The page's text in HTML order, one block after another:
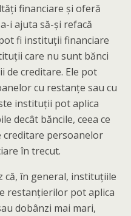
financiare și oferă
i ajuta să-și refacă
fi instituții financiare
care nu sunt bănci
de creditare. Ele pot
cu restanțe sau cu
instituții pot aplica
decât băncile, ceea ce
creditare persoanelor
în trecut.
că, în general, instituțiile
restanțierilor pot aplica
dobânzi mai mari,